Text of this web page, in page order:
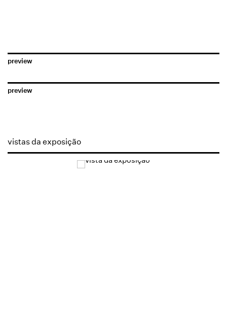
preview
preview
vistas da exposição
Open a larger version of the following image in a popup: